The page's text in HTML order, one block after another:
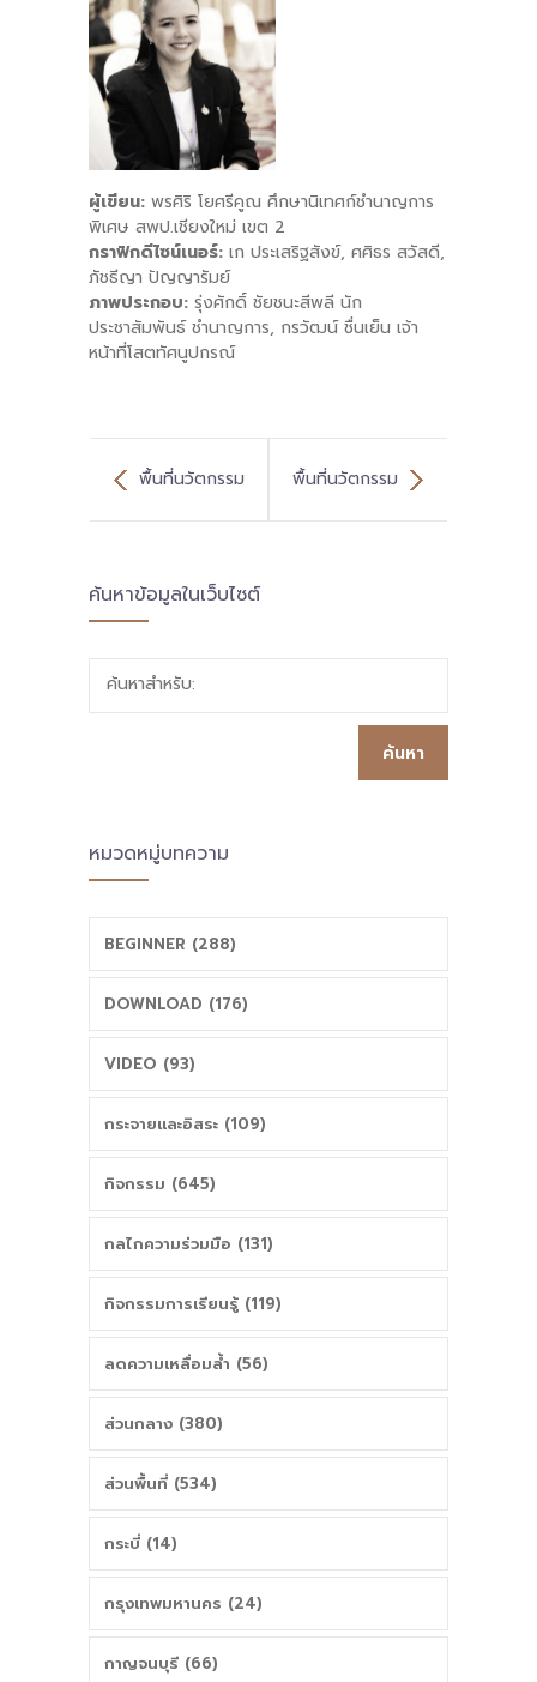
ผู้เขียน: พรศิริ โยศรีคูณ ศึกษานิเทศก์ชำนาญการ
พิเศษ สพป.เชียงใหม่ เขต 2
กราฟิกดีไซน์เนอร์: เก ประเสริฐสังข์, ศศิธร สวัสดี,
ภัชธีญา ปัญญารัมย์
ภาพประกอบ: รุ่งศักดิ์ ชัยชนะสีพลี นัก
ประชาสัมพันธ์ ชำนาญการ, กรวัฒน์ ชื่นเย็น เจ้า
หน้าที่โสตทัศนูปกรณ์
พื้นที่นวัตกรรม
ของเด็ก ๆ
พื้นที่นวัตกรรม
ค้นหาข้อมูลในเว็บไซต์
ค้นหาสำหรับ:
หมวดหมู่บทความ
BEGINNER (288)
DOWNLOAD (176)
VIDEO (93)
กระจายและอิสระ (109)
กิจกรรม (645)
กลไกความร่วมมือ (131)
กิจกรรมการเรียนรู้ (119)
ลดความเหลื่อมล้ำ (56)
ส่วนกลาง (380)
ส่วนพื้นที่ (534)
กระบี่ (14)
กรุงเทพมหานคร (24)
กาญจนบุรี (66)